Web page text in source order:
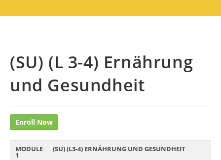
(SU) (L 3-4) Ernährung
und Gesundheit
Enroll Now
MODULE
1
(SU) (L3-4) ERNÄHRUNG UND GESUNDHEIT